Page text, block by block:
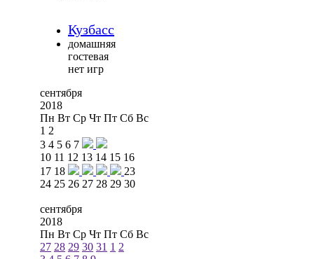
Кузбасс
домашняя
гостевая
нет игр
сентября
2018
Пн Вт Ср Чт Пт Сб Вс
1 2
3 4 5 6 7
10 11 12 13 14 15 16
17 18
23
24 25 26 27 28 29 30
сентября
2018
Пн Вт Ср Чт Пт Сб Вс
27 28 29 30 31 1 2